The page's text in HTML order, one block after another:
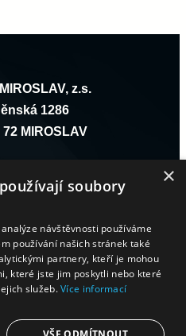
z.s.
1286
72 MIROSLAV
STARŠÍ ŽÁCI
MLADŠÍ ŽÁCI
×
soubory
návštěvnosti používáme
používání našich stránek také
partnery, kteří je mohou
které jste jim poskytli nebo které
služeb.Více informací